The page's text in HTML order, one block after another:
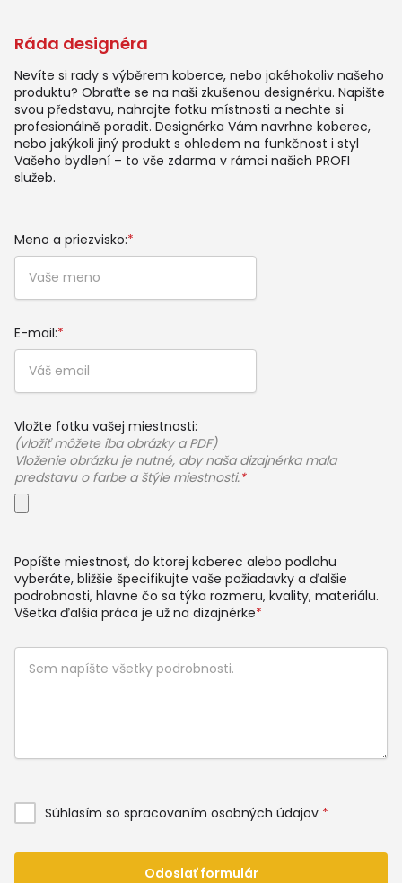
Ráda designéra
Nevíte si rady s výběrem koberce, nebo jakéhokoliv našeho
produktu? Obraťte se na naši zkušenou designérku. Napište
svou představu, nahrajte fotku místnosti a nechte si
profesionálně poradit. Designérka Vám navrhne koberec,
nebo jakýkoli jiný produkt s ohledem na funkčnost i styl
Vašeho bydlení – to vše zdarma v rámci našich PROFI
služeb.
Meno a priezvisko:*
E-mail:*
Vložte fotku vašej miestnosti:
(vložiť môžete iba obrázky a PDF)
Vloženie obrázku je nutné, aby naša dizajnérka mala
predstavu o farbe a štýle miestnosti.*
Popíšte miestnosť, do ktorej koberec alebo podlahu
vyberáte, bližšie špecifikujte vaše požiadavky a ďalšie
podrobnosti, hlavne čo sa týka rozmeru, kvality, materiálu.
Všetka ďalšia práca je už na dizajnérke*
Súhlasím so spracovaním osobných údajov *
Odoslať formulár